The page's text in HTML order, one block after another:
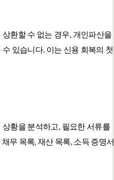
환할 수 없는 경우, 개인파산을
수 있습니다. 이는 신용 회복의 첫
황을 분석하고, 필요한 서류를
채무 목록, 재산 목록, 소득 증명서